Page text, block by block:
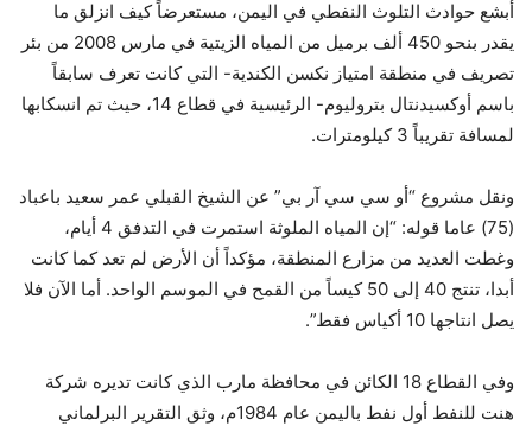
أبشع حوادث التلوث النفطي في اليمن، مستعرضاً كيف انزلق ما
يقدر بنحو 450 ألف برميل من المياه الزيتية في مارس 2008 من بئر
تصريف في منطقة امتياز نكسن الكندية- التي كانت تعرف سابقاً
باسم أوكسيدنتال بتروليوم- الرئيسية في قطاع 14، حيث تم انسكابها
لمسافة تقريباً 3 كيلومترات.
ونقل مشروع “أو سي سي آر بي” عن الشيخ القبلي عمر سعيد باعباد
(75) عاما قوله: “إن المياه الملوثة استمرت في التدفق 4 أيام،
وغطت العديد من مزارع المنطقة، مؤكداً أن الأرض لم تعد كما كانت
أبدا، تنتج 40 إلى 50 كيساً من القمح في الموسم الواحد. أما الآن فلا
يصل انتاجها 10 أكياس فقط”.
وفي القطاع 18 الكائن في محافظة مارب الذي كانت تديره شركة
هنت للنفط أول نفط باليمن عام 1984م، وثق التقرير البرلماني